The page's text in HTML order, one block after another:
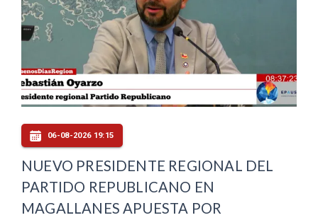
06-08-2026 19:15
NUEVO PRESIDENTE REGIONAL DEL
PARTIDO REPUBLICANO EN
MAGALLANES APUESTA POR